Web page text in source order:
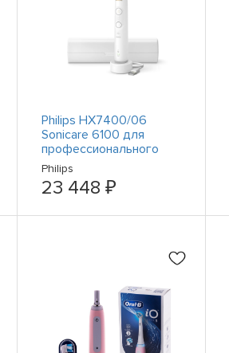
Philips HX7400/06
Sonicare 6100 для
профессионального
использования
#1907438
Philips
23 448 ₽